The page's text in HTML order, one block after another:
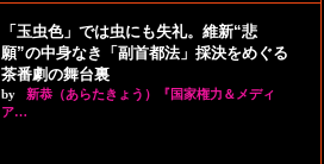
「玉虫色」では虫にも失礼。維新“悲
願”の中身なき「副首都法」採決をめぐる
茶番劇の舞台裏
by
新恭（あらたきょう）『国家権力＆メディ
ア…